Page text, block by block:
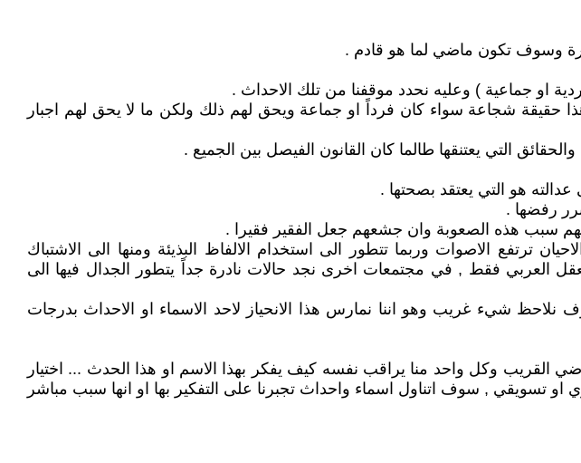
وسوف تكون ماضي لما هو قادم .
او جماعية ) وعليه نحدد موقفنا من تلك الاحداث .
حقيقة شجاعة سواء كان فرداً او جماعة ويحق لهم ذلك ولكن ما لا يحق لهم اجبار
التي يعتنقها طالما كان القانون الفيصل بين الجميع .
هو التي يعتقد بصحتها .
رفضها .
الاصوات وربما تتطور الى استخدام الالفاظ البذيئة ومنها الى الاشتباك
العربي فقط , في مجتمعات اخرى نجد حالات نادرة جداً يتطور الجدال فيها الى
شيء غريب وهو اننا نمارس هذا الانحياز لاحد الاسماء او الاحداث بدرجات
وكل واحد منا يراقب نفسه كيف يفكر بهذا الاسم او هذا الحدث ... اختيار
او تسويقي , سوف اتناول اسماء واحداث تجبرنا على التفكير بها او انها سبب مباشر